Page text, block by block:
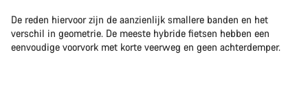
De reden hiervoor zijn de aanzienlijk smallere banden en het
verschil in geometrie. De meeste hybride fietsen hebben een
eenvoudige voorvork met korte veerweg en geen achterdemper.